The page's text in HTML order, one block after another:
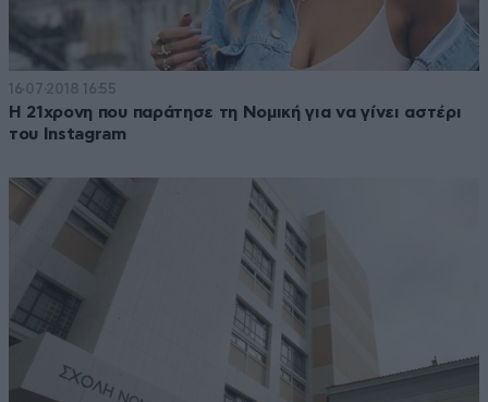
16·07·2018 16:55
Η 21χρονη που παράτησε τη Νομική για να γίνει αστέρι
του Instagram